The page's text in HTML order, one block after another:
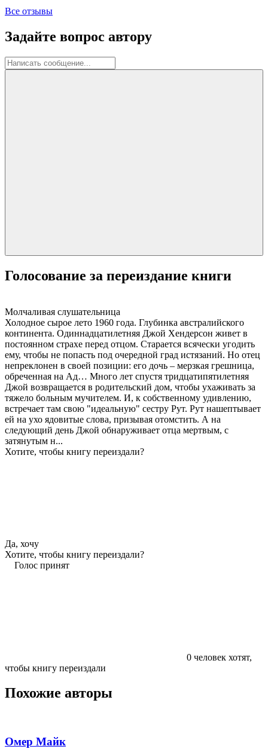
Все отзывы
Задайте вопрос автору
Голосование за переиздание книги
Молчаливая слушательница
Холодное сырое лето 1960 года. Глубинка австралийского
континента. Одиннадцатилетняя Джой Хендерсон живет в
постоянном страхе перед отцом. Старается всячески угодить
ему, чтобы не попасть под очередной град истязаний. Но отец
непреклонен в своей позиции: его дочь – мерзкая грешница,
обреченная на Ад… Много лет спустя тридцатипятилетняя
Джой возвращается в родительский дом, чтобы ухаживать за
тяжело больным мучителем. И, к собственному удивлению,
встречает там свою "идеальную" сестру Рут. Рут нашептывает
ей на ухо ядовитые слова, призывая отомстить. А на
следующий день Джой обнаруживает отца мертвым, с
затянутым н...
Хотите, чтобы книгу переиздали?
Да, хочу
Хотите, чтобы книгу переиздали?
Голос принят
0 человек хотят,
чтобы книгу переиздали
Похожие авторы
Омер Майк